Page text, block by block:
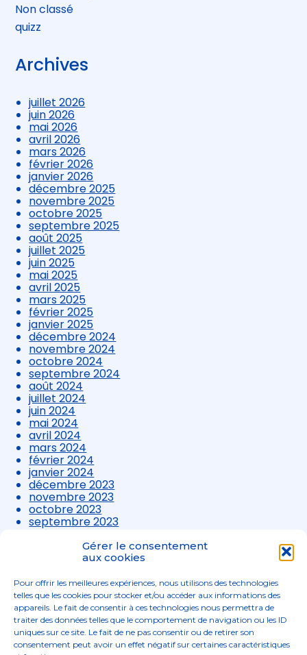
Gérer le consentement
aux cookies
Pour offrir les meilleures expériences, nous utilisons des technologies
telles que les cookies pour stocker et/ou accéder aux informations des
appareils. Le fait de consentir à ces technologies nous permettra de
traiter des données telles que le comportement de navigation ou les ID
uniques sur ce site. Le fait de ne pas consentir ou de retirer son
consentement peut avoir un effet négatif sur certaines caractéristiques
Non classé
quizz
Archives
juillet 2026
juin 2026
mai 2026
avril 2026
mars 2026
février 2026
janvier 2026
décembre 2025
novembre 2025
octobre 2025
septembre 2025
août 2025
juillet 2025
juin 2025
mai 2025
avril 2025
mars 2025
février 2025
janvier 2025
décembre 2024
novembre 2024
octobre 2024
septembre 2024
août 2024
juillet 2024
juin 2024
mai 2024
avril 2024
mars 2024
février 2024
janvier 2024
décembre 2023
novembre 2023
octobre 2023
septembre 2023
août 2023
juillet 2023
avril 2023
mars 2023